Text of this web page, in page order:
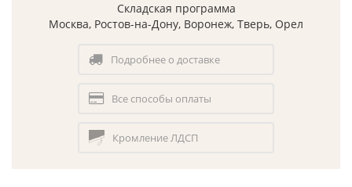
Складская программа
Москва, Ростов-на-Дону, Воронеж, Тверь, Орел
Подробнее о доставке
Все способы оплаты
Кромление ЛДСП